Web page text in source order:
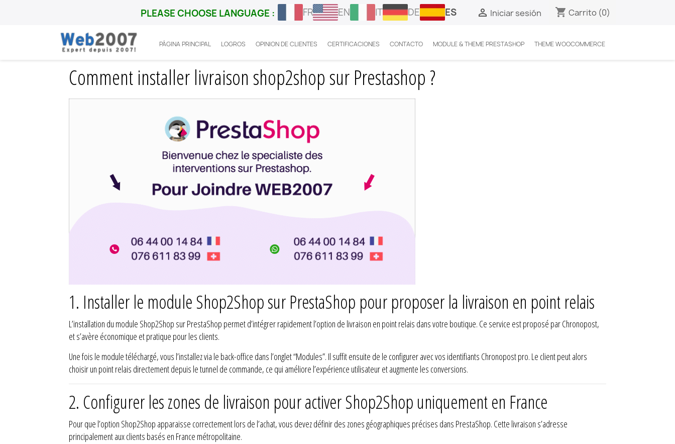
PLEASE CHOOSE LANGUAGE : FR EN IT DE ES  Iniciar sesión shopping_cart Carrito (0)
PÁGINA PRINCIPAL LOGROS OPINION DE CLIENTES CERTIFICACIONES CONTACTO MODULE & THEME PRESTASHOP THEME WOOCOMMERCE
Inicio Prestashop
Comment installer livraison shop2shop sur Prestashop ?
1. Installer le module Shop2Shop sur PrestaShop pour proposer la livraison en point relais
L’installation du module Shop2Shop sur PrestaShop permet d’intégrer rapidement l’option de livraison en point relais dans votre boutique. Ce service est proposé par Chronopost,
et s’avère économique et pratique pour les clients.
Une fois le module téléchargé, vous l’installez via le back-office dans l’onglet “Modules”. Il suffit ensuite de le configurer avec vos identifiants Chronopost pro. Le client peut alors
choisir un point relais directement depuis le tunnel de commande, ce qui améliore l’expérience utilisateur et augmente les conversions.
2. Configurer les zones de livraison pour activer Shop2Shop uniquement en France
Pour que l’option Shop2Shop apparaisse correctement lors de l’achat, vous devez définir des zones géographiques précises dans PrestaShop. Cette livraison s’adresse
principalement aux clients basés en France métropolitaine.